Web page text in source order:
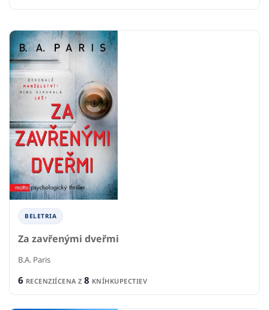
BELETRIA
Za zavřenými dveřmi
B.A. Paris
6 RECENZIÍCENA Z 8 KNÍHKUPECTIEV